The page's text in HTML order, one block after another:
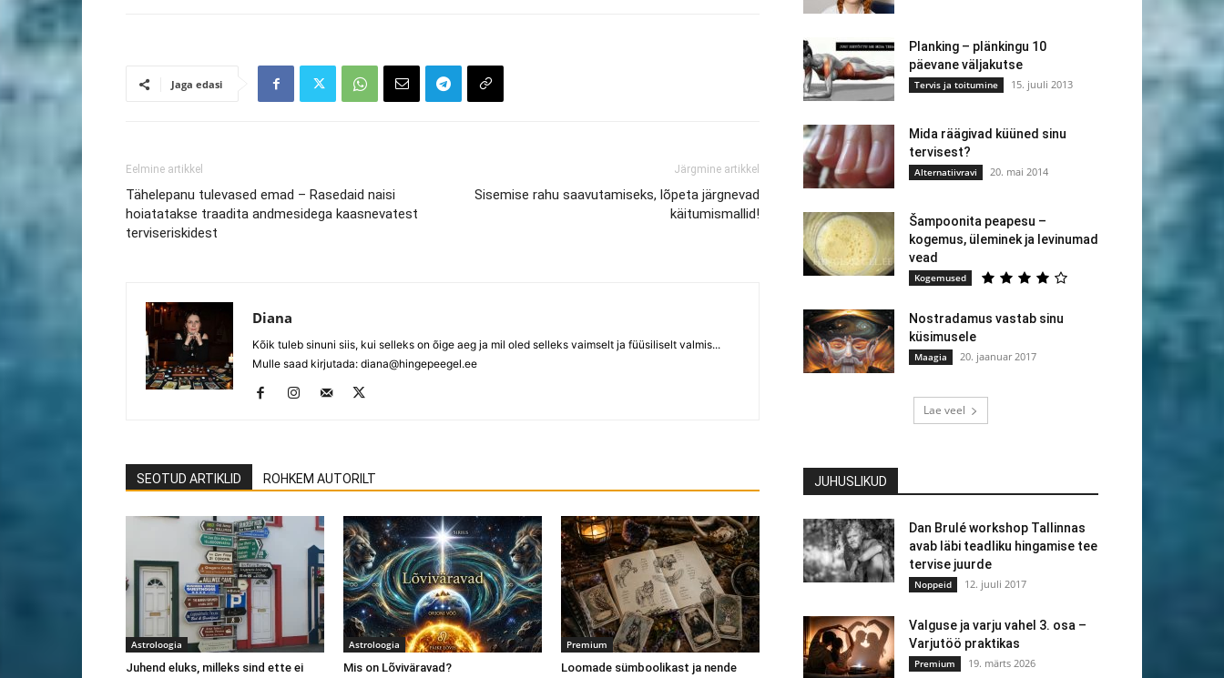
Jaga edasi
Eelmine artikkel
Tähelepanu tulevased emad – Rasedaid naisi
hoiatatakse traadita andmesidega kaasnevatest
terviseriskidest
Järgmine artikkel
Sisemise rahu saavutamiseks, lõpeta järgnevad
käitumismallid!
Diana
Kõik tuleb sinuni siis, kui selleks on õige aeg ja mil oled selleks vaimselt ja füüsiliselt valmis...
Mulle saad kirjutada: diana@hingepeegel.ee
SEOTUD ARTIKLID ROHKEM AUTORILT
Astroloogia
Juhend eluks, milleks sind ette ei
Astroloogia
Mis on Lõviväravad?
Premium
Loomade sümboolikast ja nende
Planking – plänkingu 10
päevane väljakutse
Tervis ja toitumine 15. juuli 2013
Mida räägivad küüned sinu
tervisest?
Alternatiivravi 20. mai 2014
Šampoonita peapesu –
kogemus, üleminek ja levinumad
vead
Kogemused
Nostradamus vastab sinu
küsimusele
Maagia 20. jaanuar 2017
Lae veel
JUHUSLIKUD
Dan Brulé workshop Tallinnas
avab läbi teadliku hingamise tee
tervise juurde
Noppeid 12. juuli 2017
Valguse ja varju vahel 3. osa –
Varjutöö praktikas
Premium 19. märts 2026